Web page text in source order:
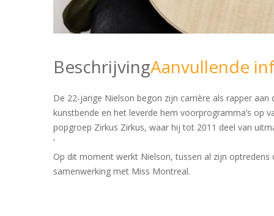
BeschrijvingAanvullende
De 22-jarige Nielson begon zijn carrière als rapper
kunstbende en het leverde hem voorprogramma’s op
popgroep Zirkus Zirkus, waar hij tot 2011 deel van
‘
Op dit moment werkt Nielson, tussen al zijn optredens
samenwerking met Miss Montreal.